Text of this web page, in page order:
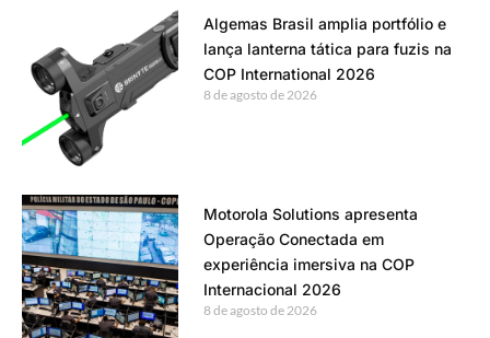
Algemas Brasil amplia portfólio e
lança lanterna tática para fuzis na
COP International 2026
8 de agosto de 2026
Motorola Solutions apresenta
Operação Conectada em
experiência imersiva na COP
Internacional 2026
8 de agosto de 2026